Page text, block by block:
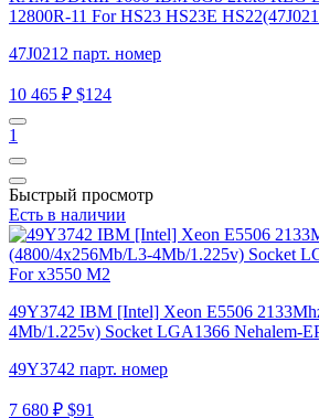
12800R-11 For HS23 HS23E
47J0212 парт. номер
10 465 ₽ $124
1
Быстрый просмотр
Есть в наличии
49Y3742 IBM [Intel] Xeon E5506
4Mb/1.225v) Socket LGA1366 Nehalem-
49Y3742 парт. номер
7 680 ₽ $91